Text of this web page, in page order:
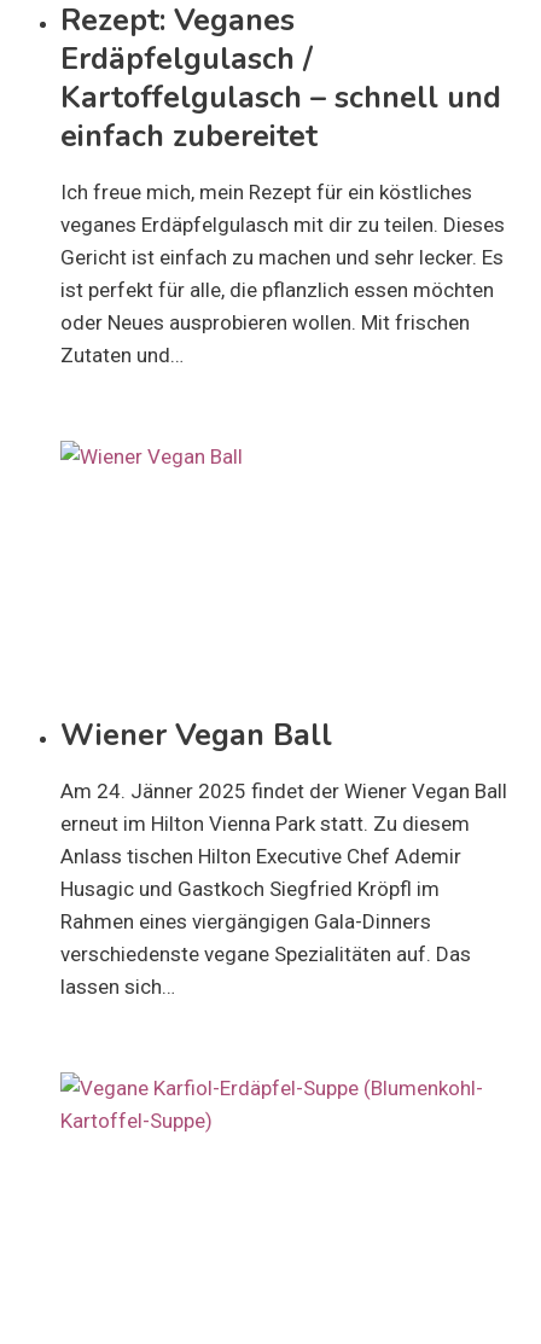
Rezept: Veganes
Erdäpfelgulasch /
Kartoffelgulasch – schnell und
einfach zubereitet
Ich freue mich, mein Rezept für ein köstliches
veganes Erdäpfelgulasch mit dir zu teilen. Dieses
Gericht ist einfach zu machen und sehr lecker. Es
ist perfekt für alle, die pflanzlich essen möchten
oder Neues ausprobieren wollen. Mit frischen
Zutaten und…
Wiener Vegan Ball
Am 24. Jänner 2025 findet der Wiener Vegan Ball
erneut im Hilton Vienna Park statt. Zu diesem
Anlass tischen Hilton Executive Chef Ademir
Husagic und Gastkoch Siegfried Kröpfl im
Rahmen eines viergängigen Gala-Dinners
verschiedenste vegane Spezialitäten auf. Das
lassen sich…